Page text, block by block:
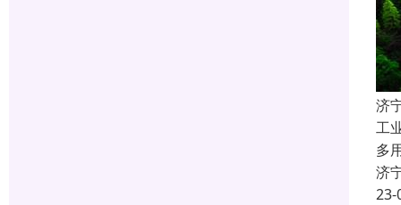
济
工
多
济
23-